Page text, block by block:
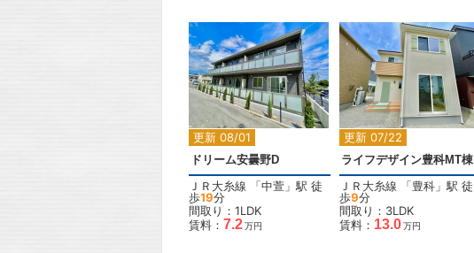
更新 08/01
2
ドリーム安曇野D
ＪＲ大糸線 「中萱 」駅 徒
歩19分
間取り：1LDK
賃料： 7.2万円
更新 07/22
ライフデザイン豊科MT棟
ＪＲ大糸線 「豊科 」駅 徒
歩9分
間取り：3LDK
賃料： 13.0万円